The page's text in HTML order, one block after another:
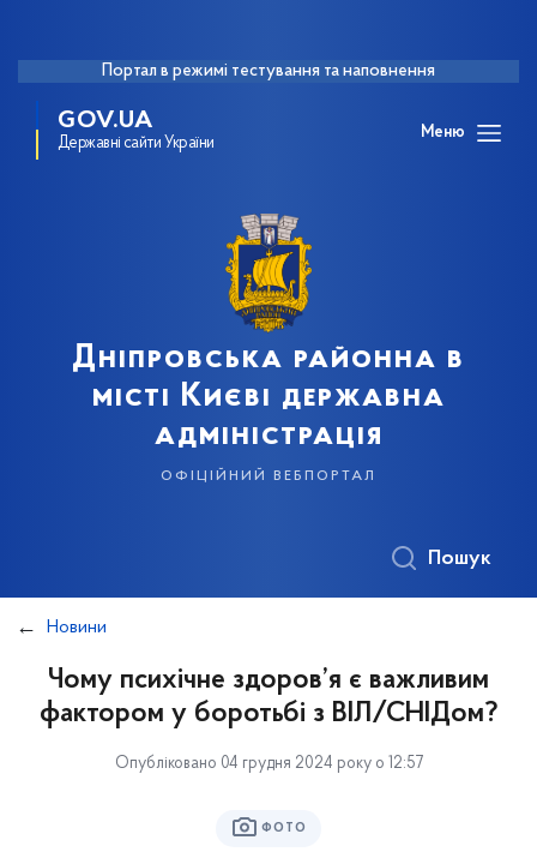
Портал в режимі тестування та наповнення
GOV.UA
Державні сайти України
Меню
Дніпровська районна в
місті Києві державна
адміністрація
офіційний вебпортал
Пошук
Новини
Чому психічне здоров’я є важливим
фактором у боротьбі з ВІЛ/СНІДом?
Опубліковано 04 грудня 2024 року о 12:57
ФОТО